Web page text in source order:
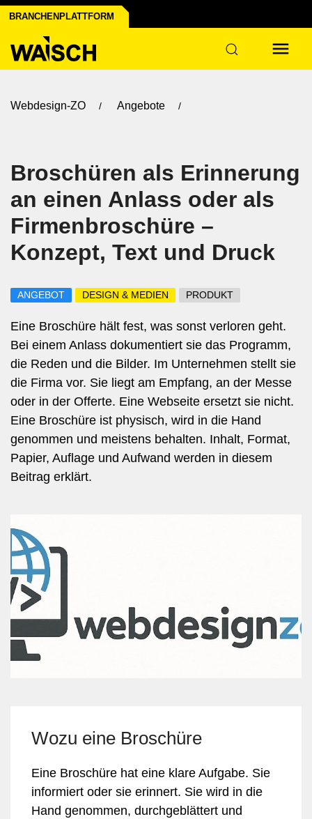
BRANCHENPLATTFORM
Webdesign-ZO Angebote
Broschüren als Erinnerung
an einen Anlass oder als
Firmenbroschüre –
Konzept, Text und Druck
ANGEBOT DESIGN & MEDIEN PRODUKT
Eine Broschüre hält fest, was sonst verloren geht.
Bei einem Anlass dokumentiert sie das Programm,
die Reden und die Bilder. Im Unternehmen stellt sie
die Firma vor. Sie liegt am Empfang, an der Messe
oder in der Offerte. Eine Webseite ersetzt sie nicht.
Eine Broschüre ist physisch, wird in die Hand
genommen und meistens behalten. Inhalt, Format,
Papier, Auflage und Aufwand werden in diesem
Beitrag erklärt.​​​​​​​​​​​​​​​​
Wozu eine Broschüre
Eine Broschüre hat eine klare Aufgabe. Sie
informiert oder sie erinnert. Sie wird in die
Hand genommen, durchgeblättert und